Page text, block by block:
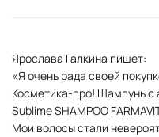
Ярослава Галкина пишет:
«Я очень рада своей
Косметика-про! Шампунь с
Sublime SHAMPOO
Мои волосы стали